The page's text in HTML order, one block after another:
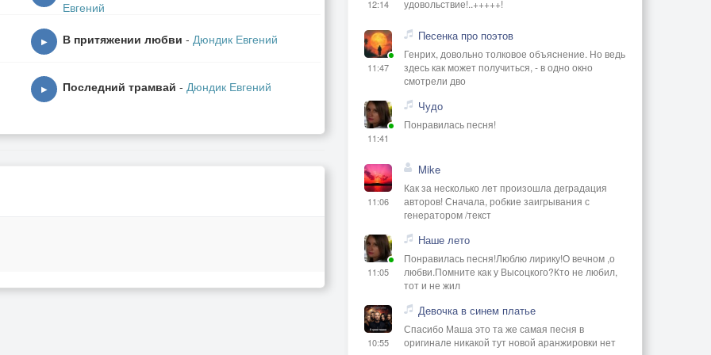
Евгений
▶ В притяжении любви - Дюндик Евгений
▶ Последний трамвай - Дюндик Евгений
12:14
удовольствие!..+++++!
11:47
Песенка про поэтов
Генрих, довольно толковое объяснение. Но ведь
здесь как может получиться, - в одно окно
смотрели дво
11:41
Чудо
Понравилась песня!
11:06
Mike
Как за несколько лет произошла деградация
авторов! Сначала, робкие заигрывания с
генератором /текст
11:05
Наше лето
Понравилась песня!Люблю лирику!О вечном ,о
любви.Помните как у Высоцкого?Кто не любил,
тот и не жил
10:55
Девочка в синем платье
Спасибо Маша это та же самая песня в
оригинале никакой тут новой аранжировки нет